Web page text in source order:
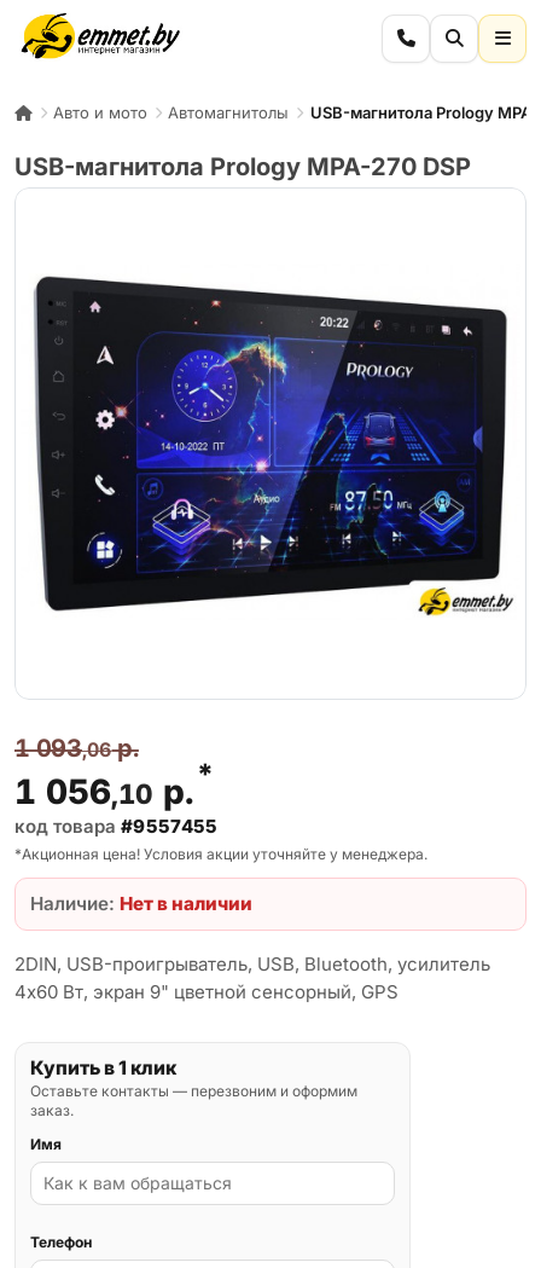
Авто и мото Автомагнитолы USB-магнитола Prology MPA-
USB-магнитола Prology MPA-270 DSP
1 093,06р.
1 056,10 р.*
код товара #9557455
*Акционная цена! Условия акции уточняйте у менеджера.
Наличие: Нет в наличии
2DIN, USB-проигрыватель, USB, Bluetooth, усилитель
4x60 Вт, экран 9" цветной сенсорный, GPS
Купить в 1 клик
Оставьте контакты — перезвоним и оформим
заказ.
Имя
Телефон